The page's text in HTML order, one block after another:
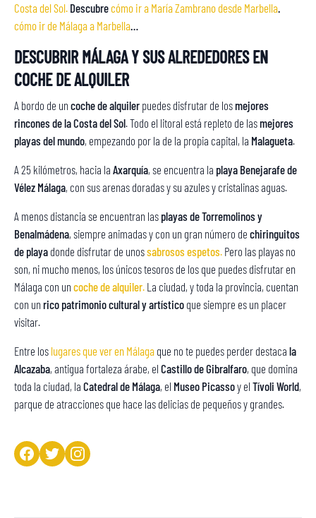
Costa del Sol. Descubrecómo ir a María Zambrano desde Marbella.
cómo ir de Málaga a Marbella…
DESCUBRIR MÁLAGA Y SUS ALREDEDORES EN
COCHE DE ALQUILER
A bordo de un coche de alquiler puedes disfrutar de losmejores
rincones de la Costa del Sol. Todo el litoral está repleto de lasmejores
playas del mundo, empezando por la de la propia capital, la Malagueta.
A 25 kilómetros, hacia la Axarquía, se encuentra la playa Benejarafe de
Vélez Málaga, con sus arenas doradas y su azules y cristalinas aguas.
A menos distancia se encuentran las playas de Torremolinos y
Benalmádena, siempre animadas y con un gran número de chiringuitos
de playa donde disfrutar de unossabrosos espetos. Pero las playas no
son, ni mucho menos, los únicos tesoros de los que puedes disfrutar en
Málaga con un coche de alquiler. La ciudad, y toda la provincia, cuentan
con un rico patrimonio cultural y artístico que siempre es un placer
visitar.
Entre los lugares que ver en Málaga que no te puedes perder destaca la
Alcazaba, antigua fortaleza árabe, el Castillo de Gibralfaro, que domina
toda la ciudad, la Catedral de Málaga, el Museo Picassoy el Tívoli World,
parque de atracciones que hace las delicias de pequeños y grandes.